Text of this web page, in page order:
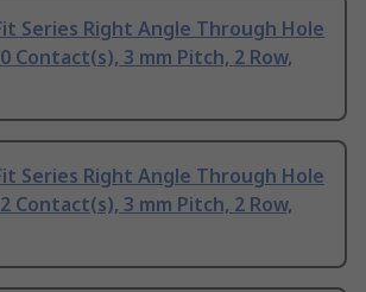
Series Right Angle Through Hole
Contact(s), 3 mm Pitch, 2 Row,
Series Right Angle Through Hole
Contact(s), 3 mm Pitch, 2 Row,